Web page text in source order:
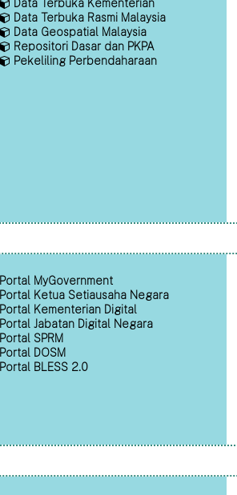
Data Terbuka Kementerian
Data Terbuka Rasmi Malaysia
Data Geospatial Malaysia
Repositori Dasar dan PKPA
Pekeliling Perbendaharaan
Portal MyGovernment
Portal Ketua Setiausaha Negara
Portal Kementerian Digital
Portal Jabatan Digital Negara
Portal SPRM
Portal DOSM
Portal BLESS 2.0